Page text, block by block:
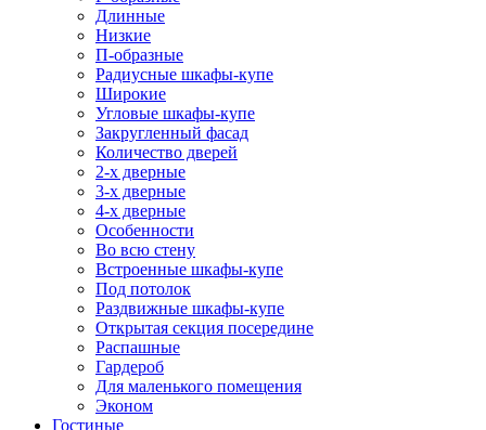
Длинные
Низкие
П-образные
Радиусные шкафы-купе
Широкие
Угловые шкафы-купе
Закругленный фасад
Количество дверей
2-х дверные
3-х дверные
4-х дверные
Особенности
Во всю стену
Встроенные шкафы-купе
Под потолок
Раздвижные шкафы-купе
Открытая секция посередине
Распашные
Гардероб
Для маленького помещения
Эконом
Гостиные